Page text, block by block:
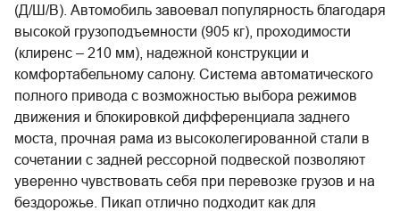
(Д/Ш/В). Автомобиль завоевал популярность благодаря
высокой грузоподъемности (905 кг), проходимости
(клиренс – 210 мм), надежной конструкции и
комфортабельному салону. Система автоматического
полного привода с возможностью выбора режимов
движения и блокировкой дифференциала заднего
моста, прочная рама из высоколегированной стали в
сочетании с задней рессорной подвеской позволяют
уверенно чувствовать себя при перевозке грузов и на
бездорожье. Пикап отлично подходит как для